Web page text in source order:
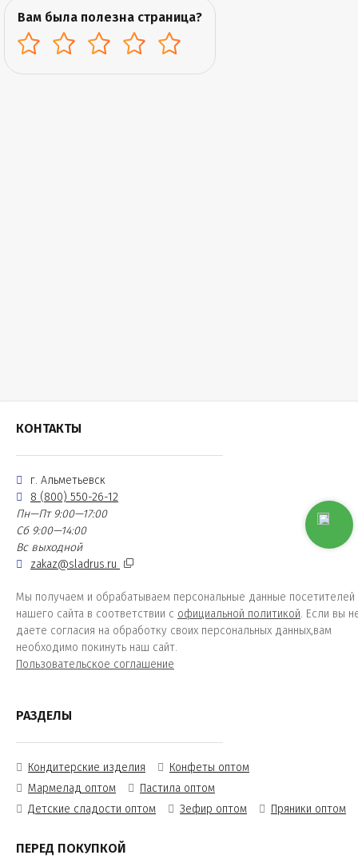
Вам была полезна страница?
КОНТАКТЫ
г. Альметьевск
8 (800) 550-26-12
Пн—Пт 9:00—17:00
Сб 9:00—14:00
Вс выходной
zakaz@sladrus.ru
Мы получаем и обрабатываем персональные данные посетителей
нашего сайта в соответствии с официальной политикой. Если вы
даете согласия на обработку своих персональных данных,вам
необходимо покинуть наш сайт.
Пользовательское соглашение
РАЗДЕЛЫ
Кондитерские изделия
Конфеты оптом
Мармелад оптом
Пастила оптом
Детские сладости оптом
Зефир оптом Пряники оптом
ПЕРЕД ПОКУПКОЙ